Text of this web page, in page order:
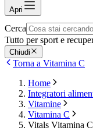
Apri
Cerca
Tutto per sport e
Chiudi
Torna a Vitamina C
Home
Integratori
Vitamine
Vitamina C
Vitals Vitamina